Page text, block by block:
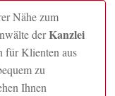
Nähe zum
derKanzlei
für Klienten aus
zu
Ihnen